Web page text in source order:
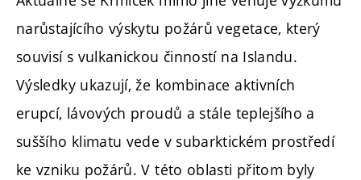
narůstajícího výskytu požárů vegetace, který
souvisí s vulkanickou činností na Islandu.
Výsledky ukazují, že kombinace aktivních
erupcí, lávových proudů a stále teplejšího a
suššího klimatu vede v subarktickém prostředí
ke vzniku požárů. V této oblasti přitom byly